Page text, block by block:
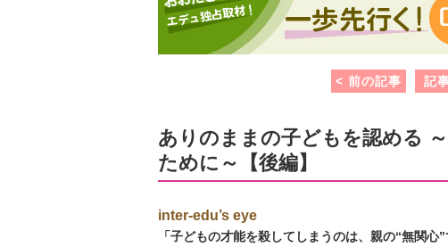
先
行
< 前の記事 記
ありのままの子どもを認める
ために～【後編】
inter-edu’s eye
「子どもの才能を殺してしまうのは、親の“無関心